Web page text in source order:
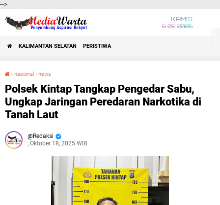
-->
KAMIS
6 08 2026
KALIMANTAN SELATAN PERISTIWA
› nasional › news
Polsek Kintap Tangkap Pengedar Sabu,
Ungkap Jaringan Peredaran Narkotika di
Tanah Laut
Redaksi
, Oktober 18, 2025 WIB